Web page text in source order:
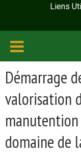
Liens
Démarrage
valorisation
manutention
domaine de